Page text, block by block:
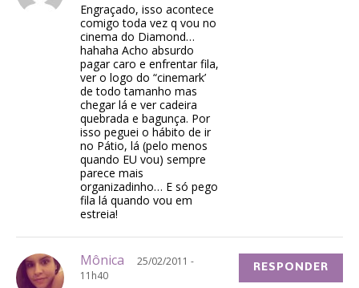
Engraçado, isso acontece
comigo toda vez q vou no
cinema do Diamond…
hahaha Acho absurdo
pagar caro e enfrentar fila,
ver o logo do “cinemark’
de todo tamanho mas
chegar lá e ver cadeira
quebrada e bagunça. Por
isso peguei o hábito de ir
no Pátio, lá (pelo menos
quando EU vou) sempre
parece mais
organizadinho… E só pego
fila lá quando vou em
estreia!
Mônica
25/02/2011 -
11h40
RESPONDER